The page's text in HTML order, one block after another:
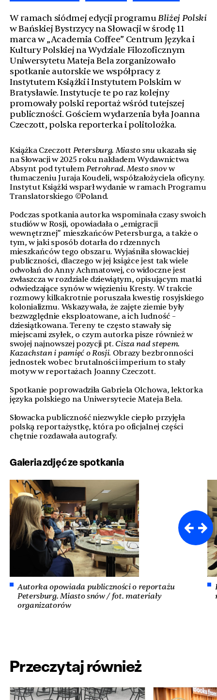
W ramach siódmej edycji programuBliżej Polski
w Bańskiej Bystrzycy na Słowacji w środę 11
marca w „Academia Coffee” Centrum Języka i
Kultury Polskiej na Wydziale Filozoficznym
Uniwersytetu Mateja Bela zorganizowało
spotkanie autorskie we współpracy z
Instytutem Książki i Instytutem Polskim w
Bratysławie. Instytucje te po raz kolejny
promowały polski reportaż wśród tutejszej
publiczności. Gościem wydarzenia była Joanna
Czeczott, polska reporterka i politolożka.
Książka Czeczott Petersburg. Miasto snuukazała się
na Słowacji w 2025 roku nakładem Wydawnictwa
Absynt pod tytułemPetrohrad. Mesto snovw
tłumaczeniu Juraja Koudeli, współzałożyciela oficyny.
Instytut Książki wsparł wydanie w ramach Programu
Translatorskiego ©Poland.
Podczas spotkania autorka wspominała czasy swoich
studiów w Rosji, opowiadała o „emigracji
wewnętrznej” mieszkańców Petersburga, a także o
tym, w jaki sposób dotarła do rdzennych
mieszkańców tego obszaru. Wyjaśniła słowackiej
publiczności, dlaczego w jej książce jest tak wiele
odwołań do Anny Achmatowej, co widoczne jest
zwłaszcza w rozdziale dziewiątym, opisującym matki
odwiedzające synów w więzieniu Kresty. W trakcie
rozmowy kilkakrotnie poruszała kwestię rosyjskiego
kolonializmu. Wskazywała, że zajęte ziemie były
bezwzględnie eksploatowane, a ich ludność –
dziesiątkowana. Tereny te często stawały się
miejscami zsyłek, o czym autorka pisze również w
swojej najnowszej pozycji pt. Cisza nad stepem.
Kazachstan i pamięć o Rosji. Obrazy bezbronności
jednostek wobec brutalności imperium to stały
motyw w reportażach Joanny Czeczott.
Spotkanie poprowadziła Gabriela Olchowa, lektorka
języka polskiego na Uniwersytecie Mateja Bela.
Słowacka publiczność niezwykle ciepło przyjęła
polską reportażystkę, która po oficjalnej części
chętnie rozdawała autografy.
Galeria zdjęć ze spotkania
Autorka opowiada publiczności o reportażu
Petersburg. Miasto snów / fot. materiały
organizatorów
Przeczytaj również